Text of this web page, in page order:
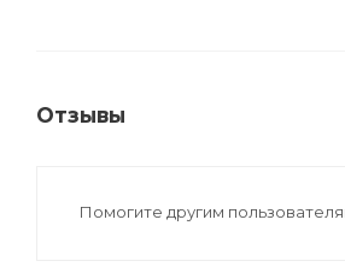
Отзывы
Помогите другим